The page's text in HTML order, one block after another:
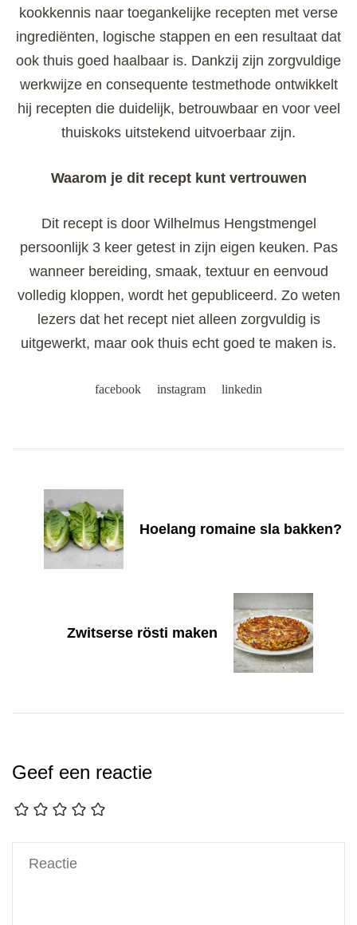
kookkennis naar toegankelijke recepten met verse
ingrediënten, logische stappen en een resultaat dat
ook thuis goed haalbaar is. Dankzij zijn zorgvuldige
werkwijze en consequente testmethode ontwikkelt
hij recepten die duidelijk, betrouwbaar en voor veel
thuiskoks uitstekend uitvoerbaar zijn.
Waarom je dit recept kunt vertrouwen
Dit recept is door Wilhelmus Hengstmengel
persoonlijk 3 keer getest in zijn eigen keuken. Pas
wanneer bereiding, smaak, textuur en eenvoud
volledig kloppen, wordt het gepubliceerd. Zo weten
lezers dat het recept niet alleen zorgvuldig is
uitgewerkt, maar ook thuis echt goed te maken is.
facebook instagram linkedin
Navigation
Hoelang romaine sla bakken?
Zwitserse rösti maken
Geef een reactie